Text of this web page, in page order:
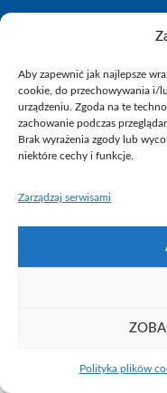
Aby zapewnić jak najlepsze
cookie, do przechowywania i/
urządzeniu. Zgoda na te
zachowanie podczas
Brak wyrażenia zgody lub
niektóre cechy i funkcje.
Zarządzaj serwisami
Polityka plików